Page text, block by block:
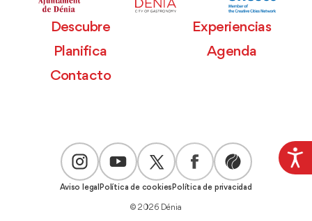
Descubre
Experiencias
Planifica
Agenda
Contacto
Aviso legal Política de cookies Política de privacidad
© 2026 Dénia